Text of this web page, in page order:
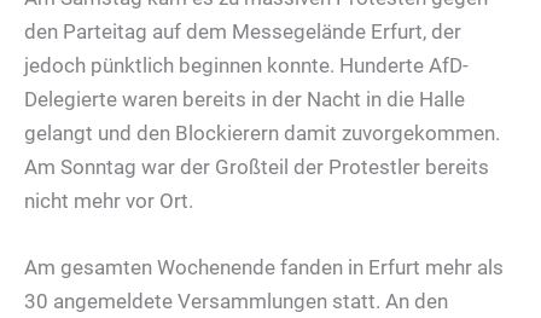
den Parteitag auf dem Messegelände Erfurt, der
jedoch pünktlich beginnen konnte. Hunderte AfD-
Delegierte waren bereits in der Nacht in die Halle
gelangt und den Blockierern damit zuvorgekommen.
Am Sonntag war der Großteil der Protestler bereits
nicht mehr vor Ort.
Am gesamten Wochenende fanden in Erfurt mehr als
30 angemeldete Versammlungen statt. An den